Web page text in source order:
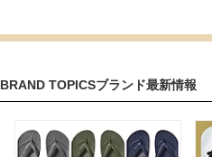
BRAND TOPICSブランド最新情報